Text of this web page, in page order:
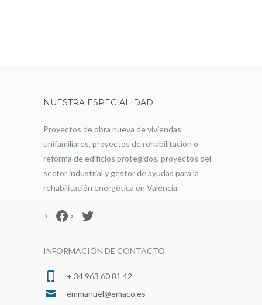
NUESTRA ESPECIALIDAD
Proyectos de obra nueva de viviendas
unifamiliares, proyectos de rehabilitación o
reforma de edificios protegidos, proyectos del
sector industrial y gestor de ayudas para la
rehabilitación energética en Valencia.
Facebook
Twitter
INFORMACIÓN DE CONTACTO
+ 34 963 60 81 42
emmanuel@emaco.es